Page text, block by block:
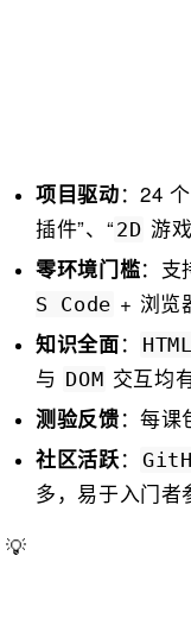
项目驱动：24
插件”、“ 2D 游
零环境门槛：支
S Code + 浏览
知识全面： HTML
与 DOM 交互均
测验反馈：每
社区活跃：
多，易于入门者
💡